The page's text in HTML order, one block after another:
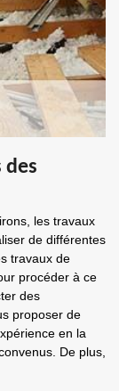
des
les travaux
de différentes
travaux de
procéder à ce
des
proposer de
en la
De plus,